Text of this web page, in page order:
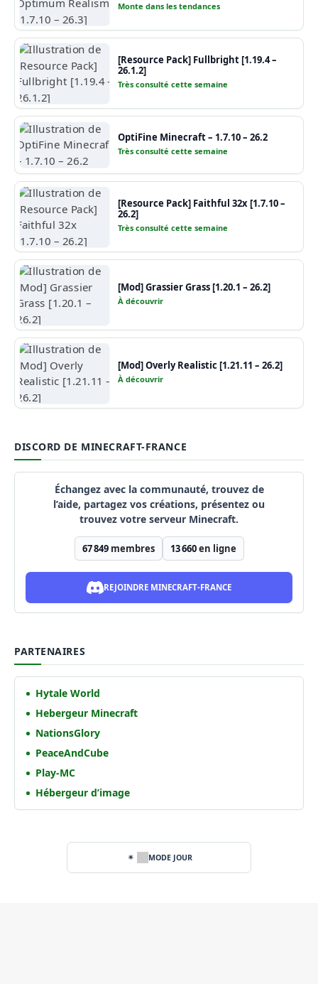
Monte dans les tendances
[Resource Pack] Fullbright [1.19.4 –
26.1.2]
Très consulté cette semaine
OptiFine Minecraft – 1.7.10 – 26.2
Très consulté cette semaine
[Resource Pack] Faithful 32x [1.7.10 –
26.2]
Très consulté cette semaine
[Mod] Grassier Grass [1.20.1 – 26.2]
À découvrir
[Mod] Overly Realistic [1.21.11 – 26.2]
À découvrir
DISCORD DE MINECRAFT-FRANCE
Échangez avec la communauté, trouvez de
l’aide, partagez vos créations, présentez ou
trouvez votre serveur Minecraft.
67 849membres 13 660en ligne
REJOINDRE MINECRAFT-FRANCE
PARTENAIRES
Hytale World
Hebergeur Minecraft
NationsGlory
PeaceAndCube
Play-MC
Hébergeur d’image
MODE JOUR